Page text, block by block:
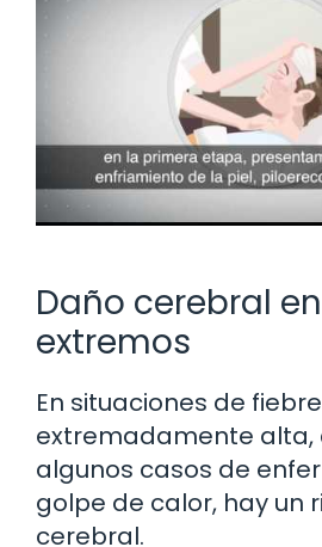
Daño cerebral
extremos
En situaciones de fiebre
extremadamente alta,
algunos casos de
golpe de calor, hay un
cerebral.